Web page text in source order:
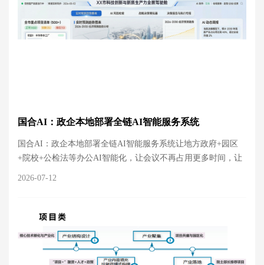
国合AI：政企本地部署全链AI智能服务系统
国合AI：政企本地部署全链AI智能服务系统让地方政府+园区
+院校+公检法等办公AI智能化，让会议不再占用更多时间，让
2026-07-12